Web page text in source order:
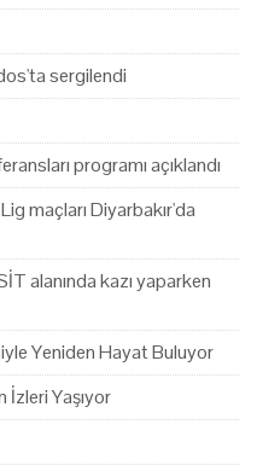
sergilendi
programı açıklandı
maçları Diyarbakır'da
alanında kazı yaparken
Yeniden Hayat Buluyor
İzleri Yaşıyor